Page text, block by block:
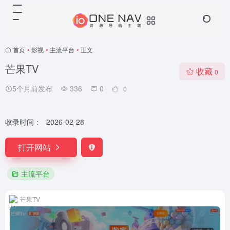
首页 • 影视 • 主流平台 • 正文
芒果TV
5个月前发布 336 0 0
收藏 0
收录时间： 2026-02-28
打开网站
主流平台
芒果TV